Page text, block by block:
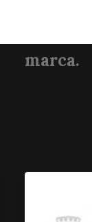
marca.